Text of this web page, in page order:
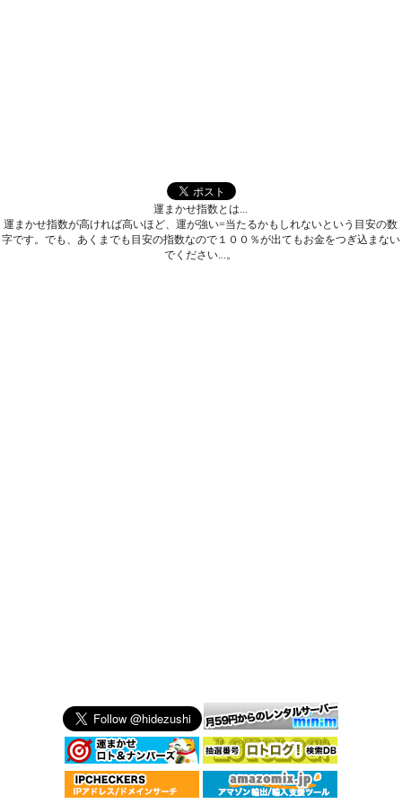
運まかせ指数とは...
運まかせ指数が高ければ高いほど、運が強い=当たるかもしれないという目安の数
字です。でも、あくまでも目安の指数なので１００％が出てもお金をつぎ込まない
でください...。